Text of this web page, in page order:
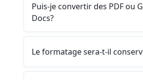
Puis-je convertir des PDF ou
Docs?
Le formatage sera-t-il